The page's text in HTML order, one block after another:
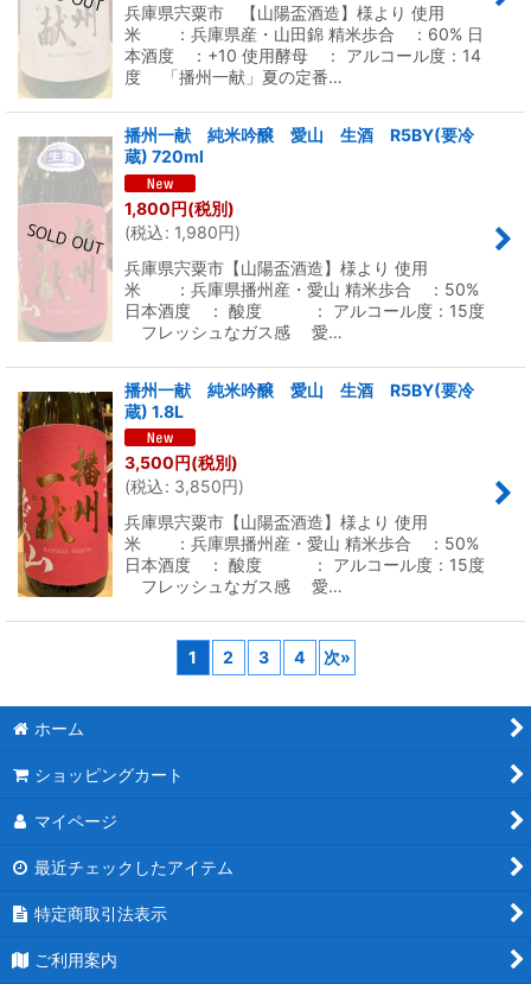
兵庫県宍粟市 【山陽盃酒造】様より 使用
米 ：兵庫県産・山田錦 精米歩合 ：60% 日
本酒度 ：+10 使用酵母 ： アルコール度：14
度 「播州一献」夏の定番…
播州一献 純米吟醸 愛山 生酒 R5BY(要冷
蔵) 720ml
1,800円(税別)
(税込: 1,980円)
兵庫県宍粟市【山陽盃酒造】様より 使用
米 ：兵庫県播州産・愛山 精米歩合 ：50%
日本酒度 ： 酸度 ： アルコール度：15度
フレッシュなガス感 愛…
播州一献 純米吟醸 愛山 生酒 R5BY(要冷
蔵) 1.8L
3,500円(税別)
(税込: 3,850円)
兵庫県宍粟市【山陽盃酒造】様より 使用
米 ：兵庫県播州産・愛山 精米歩合 ：50%
日本酒度 ： 酸度 ： アルコール度：15度
フレッシュなガス感 愛…
1 2 3 4 次»
ホーム
ショッピングカート
マイページ
最近チェックしたアイテム
特定商取引法表示
ご利用案内